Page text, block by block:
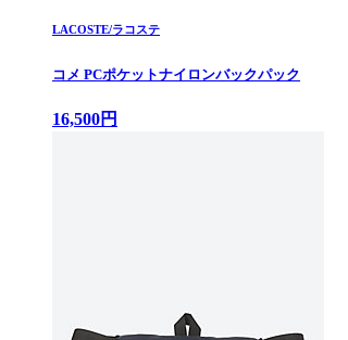
LACOSTE/ラコステ
コメ PCポケットナイロンバックパック
16,500円